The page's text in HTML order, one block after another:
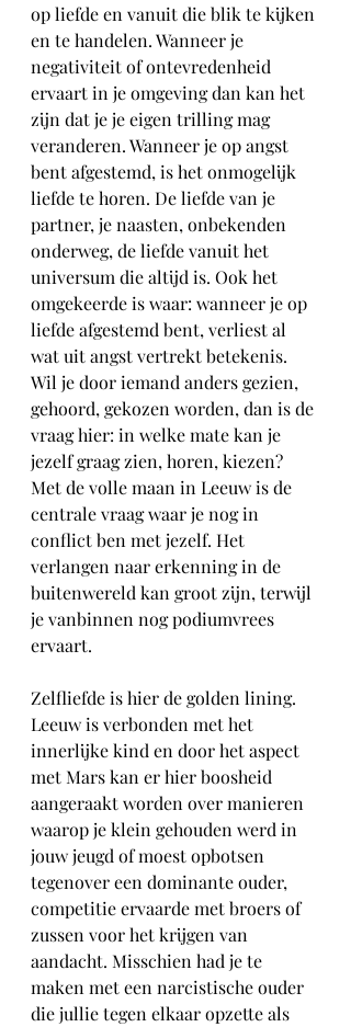
op liefde en vanuit die blik te kijken
en te handelen. Wanneer je
negativiteit of ontevredenheid
ervaart in je omgeving dan kan het
zijn dat je je eigen trilling mag
veranderen. Wanneer je op angst
bent afgestemd, is het onmogelijk
liefde te horen. De liefde van je
partner, je naasten, onbekenden
onderweg, de liefde vanuit het
universum die altijd is. Ook het
omgekeerde is waar: wanneer je op
liefde afgestemd bent, verliest al
wat uit angst vertrekt betekenis.
Wil je door iemand anders gezien,
gehoord, gekozen worden, dan is de
vraag hier: in welke mate kan je
jezelf graag zien, horen, kiezen?
Met de volle maan in Leeuw is de
centrale vraag waar je nog in
conflict ben met jezelf. Het
verlangen naar erkenning in de
buitenwereld kan groot zijn, terwijl
je vanbinnen nog podiumvrees
ervaart.
Zelfliefde is hier de golden lining.
Leeuw is verbonden met het
innerlijke kind en door het aspect
met Mars kan er hier boosheid
aangeraakt worden over manieren
waarop je klein gehouden werd in
jouw jeugd of moest opbotsen
tegenover een dominante ouder,
competitie ervaarde met broers of
zussen voor het krijgen van
aandacht. Misschien had je te
maken met een narcistische ouder
die jullie tegen elkaar opzette als